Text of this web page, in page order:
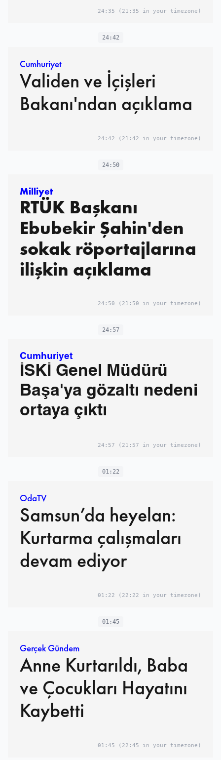
24:35 (21:35 in your timezone)
24:42
Cumhuriyet
Validen ve İçişleri
Bakanı'ndan açıklama
24:42 (21:42 in your timezone)
24:50
Milliyet
RTÜK Başkanı
Ebubekir Şahin'den
sokak röportajlarına
ilişkin açıklama
24:50 (21:50 in your timezone)
24:57
Cumhuriyet
İSKİ Genel Müdürü
Başa'ya gözaltı nedeni
ortaya çıktı
24:57 (21:57 in your timezone)
01:22
OdaTV
Samsun’da heyelan:
Kurtarma çalışmaları
devam ediyor
01:22 (22:22 in your timezone)
01:45
Gerçek Gündem
Anne Kurtarıldı, Baba
ve Çocukları Hayatını
Kaybetti
01:45 (22:45 in your timezone)